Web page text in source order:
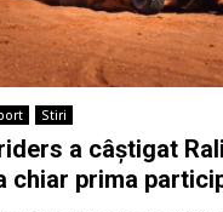
Stiri
a câștigat
chiar prima